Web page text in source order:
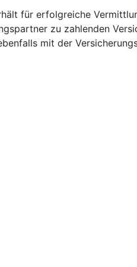
für erfolgreiche
zu zahlenden
mit der